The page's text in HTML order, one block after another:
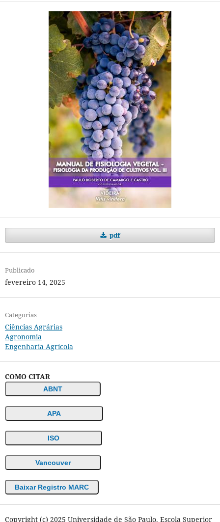
pdf
Publicado
fevereiro 14, 2025
Categorias
Ciências Agrárias
Agronomia
Engenharia Agrícola
COMO CITAR
ABNT
APA
ISO
Vancouver
Baixar Registro MARC
Copyright (c) 2025 Universidade de São Paulo. Escola Superior